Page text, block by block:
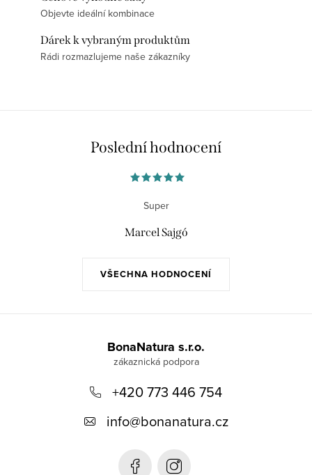
Objevte ideální kombinace
Dárek k vybraným produktům
Rádi rozmazlujeme naše zákazníky
Poslední hodnocení
VŠECHNA HODNOCENÍ
Super
Marcel Sajgó
BonaNatura s.r.o.
+420 773 446 754
info@bonanatura.cz